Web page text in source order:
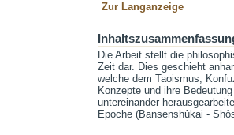
Zur Langanzeige
Die Arbeit stellt die
Zeit dar. Dies geschieht
welche dem Taoismus,
Konzepte und ihre
untereinander
Epoche (Bansenshûkai -